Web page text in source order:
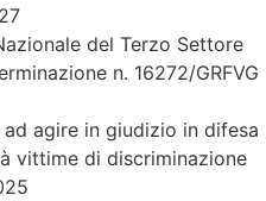
del Terzo Settore
n. 16272/GRFVG
agire in giudizio in difesa
vittime di discriminazione